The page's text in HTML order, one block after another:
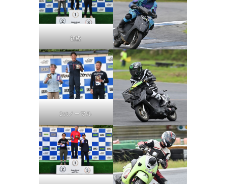
初級
2stノーマル